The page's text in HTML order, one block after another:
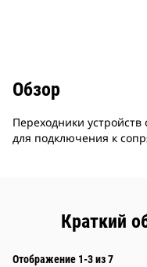
Обзор
Переходники
для подключения к
Краткий
Отображение 1-3 из 7